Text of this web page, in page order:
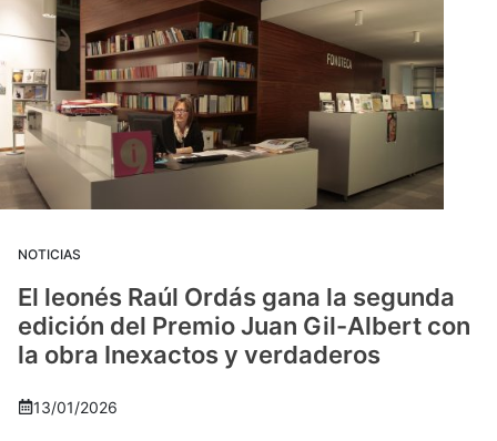
NOTICIAS
El leonés Raúl Ordás gana la segunda
edición del Premio Juan Gil-Albert con
la obra Inexactos y verdaderos
13/01/2026